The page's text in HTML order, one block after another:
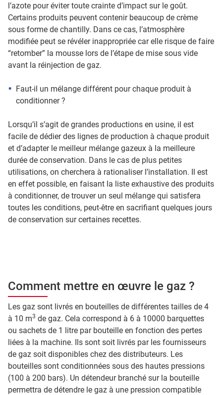
l’azote pour éviter toute crainte d’impact sur le goût.
Certains produits peuvent contenir beaucoup de crème
sous forme de chantilly. Dans ce cas, l’atmosphère
modifiée peut se révéler inappropriée car elle risque de faire
“retomber” la mousse lors de l’étape de mise sous vide
avant la réinjection de gaz.
Faut-il un mélange différent pour chaque produit à
conditionner ?
Lorsqu’il s’agit de grandes productions en usine, il est
facile de dédier des lignes de production à chaque produit
et d’adapter le meilleur mélange gazeux à la meilleure
durée de conservation. Dans le cas de plus petites
utilisations, on cherchera à rationaliser l’installation. Il est
en effet possible, en faisant la liste exhaustive des produits
à conditionner, de trouver un seul mélange qui satisfera
toutes les conditions, peut-être en sacrifiant quelques jours
de conservation sur certaines recettes.
Comment mettre en œuvre le gaz ?
Les gaz sont livrés en bouteilles de différentes tailles de 4
à 10 m3 de gaz. Cela correspond à 6 à 10000 barquettes
ou sachets de 1 litre par bouteille en fonction des pertes
liées à la machine. Ils sont soit livrés par les fournisseurs
de gaz soit disponibles chez des distributeurs. Les
bouteilles sont conditionnées sous des hautes pressions
(100 à 200 bars). Un détendeur branché sur la bouteille
permettra de détendre le gaz à une pression compatible